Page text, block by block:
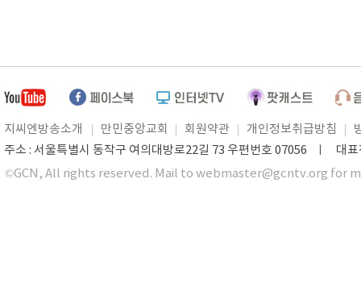
지씨엔방송소개 만민중앙교회 회원약관 개인정보취급방침
주소 : 서울특별시 동작구 여의대방로22길 73 우편번호 07056 ㅣ 대
©GCN, All rights reserved. Mail to webmaster@gcntv.org for